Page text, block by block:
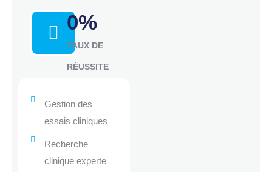
TAUX DE
RÉUSSITE
0%
Gestion des
essais cliniques
Recherche
clinique experte